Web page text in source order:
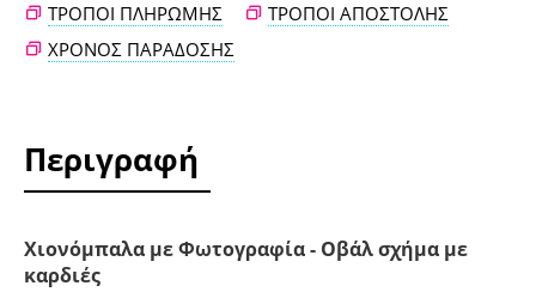
ΤΡΌΠΟΙ ΠΛΗΡΩΜΉΣ
ΤΡΌΠΟΙ ΑΠΟΣΤΟΛΉΣ
ΧΡΌΝΟΣ ΠΑΡΆΔΟΣΗΣ
Περιγραφή
Χιονόμπαλα με Φωτογραφία - Οβάλ σχήμα με
καρδιές